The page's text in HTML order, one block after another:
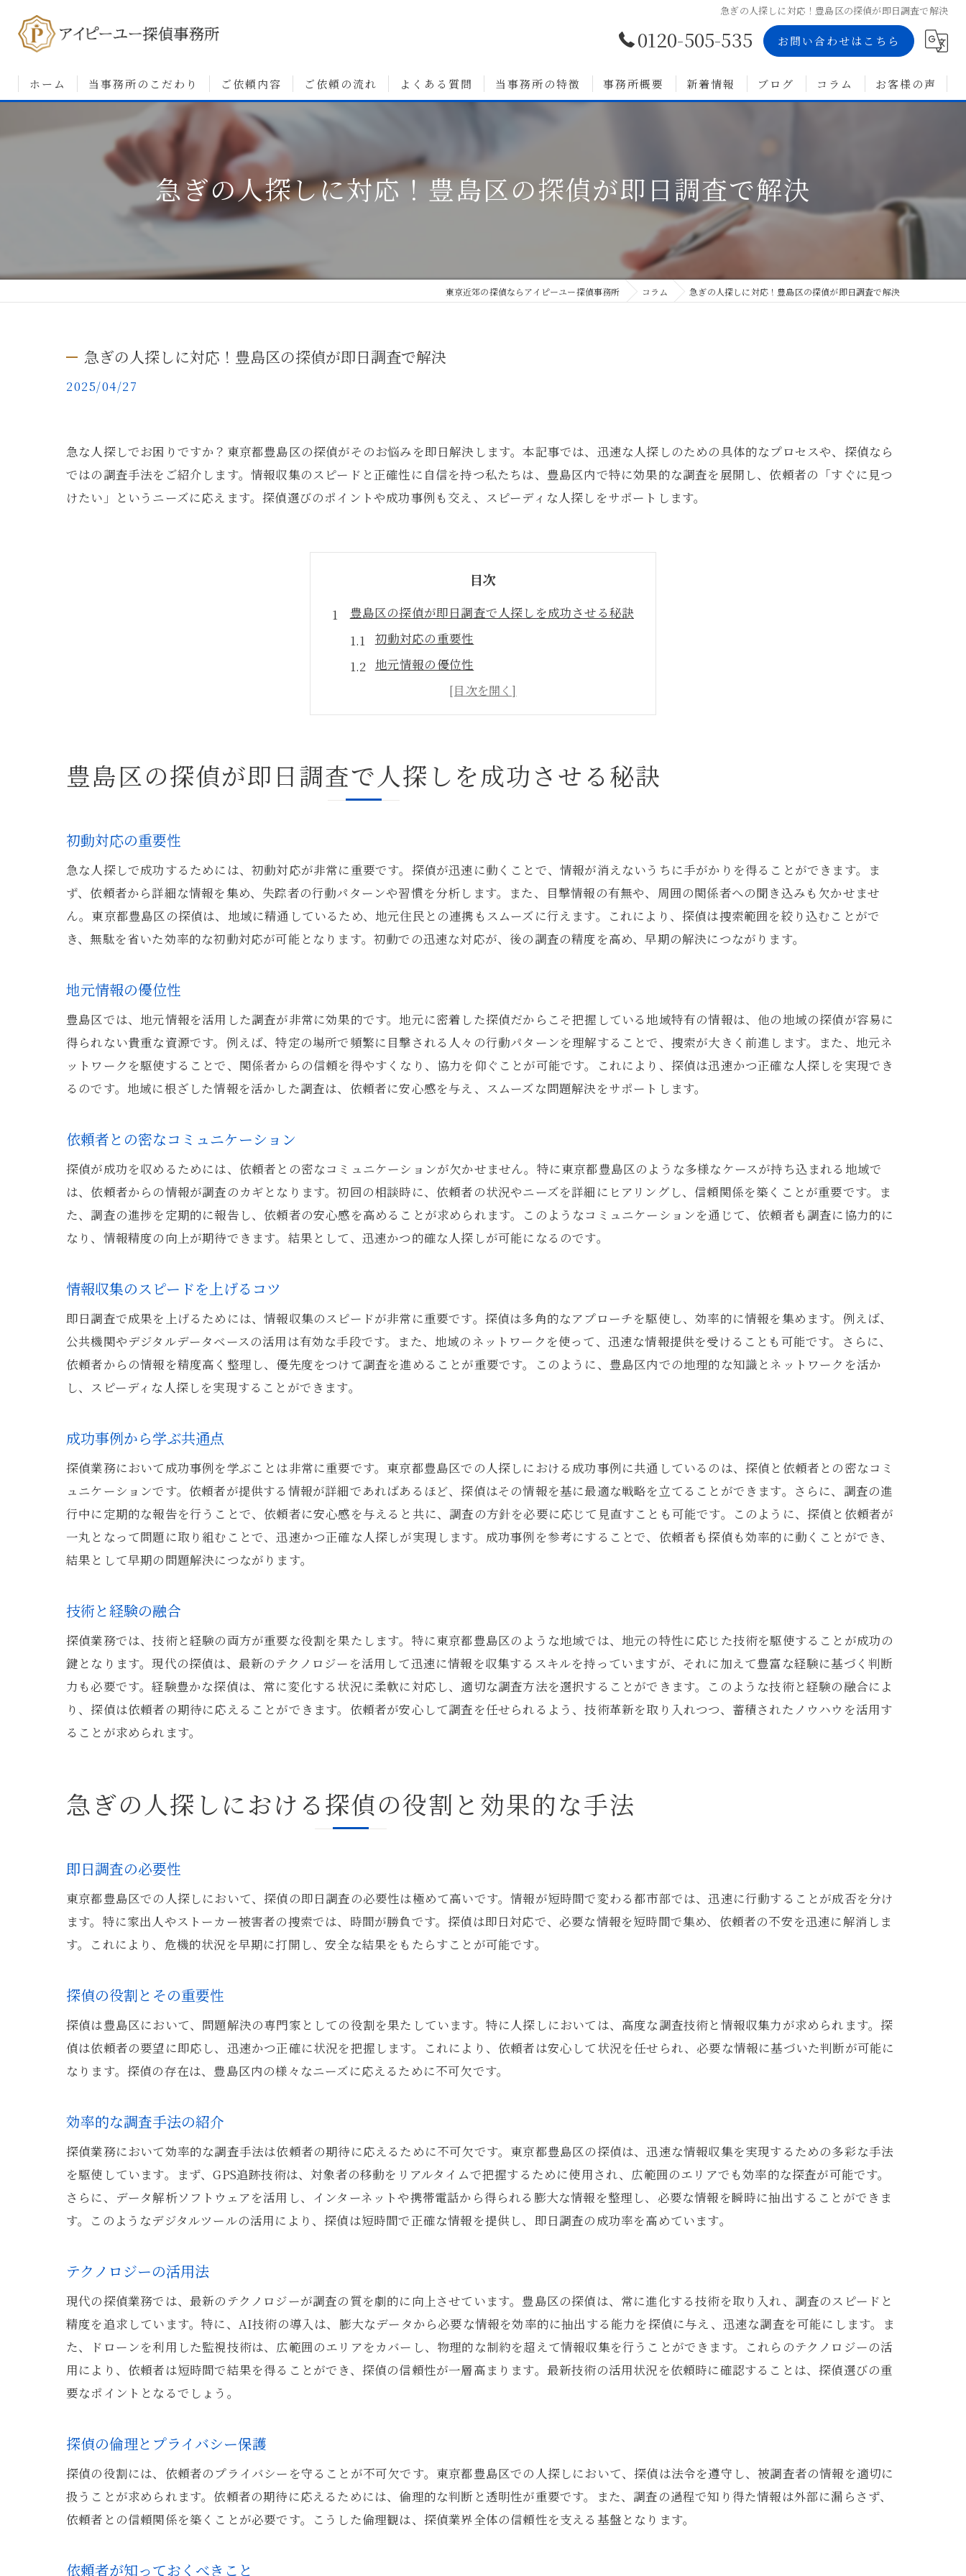
急ぎの人探しに対応！豊島区の探偵が即日調査で解決
0120-505-535 お問い合わせはこちら
ホーム 当事務所のこだわり ご依頼内容
浮気調査について
婚前調査について
素行・行動調査について
ご依頼の流れ よくある質問 当事務所の特徴
人探し
事務所概要 新着情報 ブログ コラム お客様の声
急ぎの人探しに対応！豊島区の探偵が即日調査で解決
東京近郊の探偵ならアイピーユー探偵事務所 コラム 急ぎの人探しに対応！豊島区の探偵が即日調査で解決
急ぎの人探しに対応！豊島区の探偵が即日調査で解決
2025/04/27
急な人探しでお困りですか？東京都豊島区の探偵がそのお悩みを即日解決します。本記事では、迅速な人探しのための具体的なプロセスや、探偵なら
ではの調査手法をご紹介します。情報収集のスピードと正確性に自信を持つ私たちは、豊島区内で特に効果的な調査を展開し、依頼者の「すぐに見つ
けたい」というニーズに応えます。探偵選びのポイントや成功事例も交え、スピーディな人探しをサポートします。
目次
豊島区の探偵が即日調査で人探しを成功させる秘訣
初動対応の重要性
地元情報の優位性
依頼者との密なコミュニケーション
情報収集のスピードを上げるコツ
技術と経験の融合
急ぎの人探しにおける探偵の役割と効果的な手法
効率的な調査手法の紹介
テクノロジーの活用法
探偵の倫理とプライバシー保護
依頼者が知っておくべきこと
地域特性を理解する
探偵選びのチェックリスト
最新技術の活用事例
プライバシーへの配慮
依頼者が協力できること
依頼者のニーズに応える探偵の迅速なプロセス
依頼者の要望を正確に把握
柔軟な対応力の重要性
迅速な対応例の紹介
豊島区の地域特性を活かした効率的な情報収集術
地域のネットワークを活用
地域特性を理解するための方法
豊島区特有の情報収集のコツ
事例を通じたスキル向上
成功事例に見る探偵の技術
迅速な対応の流れ
調査開始から解決までのプロセス
成功に導く鍵となる要素
豊島区の探偵が即日調査で人探しを成功させる秘訣
初動対応の重要性
急な人探しで成功するためには、初動対応が非常に重要です。探偵が迅速に動くことで、情報が消えないうちに手がかりを得ることができます。ま
ず、依頼者から詳細な情報を集め、失踪者の行動パターンや習慣を分析します。また、目撃情報の有無や、周囲の関係者への聞き込みも欠かせませ
ん。東京都豊島区の探偵は、地域に精通しているため、地元住民との連携もスムーズに行えます。これにより、探偵は捜索範囲を絞り込むことがで
き、無駄を省いた効率的な初動対応が可能となります。初動での迅速な対応が、後の調査の精度を高め、早期の解決につながります。
地元情報の優位性
豊島区では、地元情報を活用した調査が非常に効果的です。地元に密着した探偵だからこそ把握している地域特有の情報は、他の地域の探偵が容易に
得られない貴重な資源です。例えば、特定の場所で頻繁に目撃される人々の行動パターンを理解することで、捜索が大きく前進します。また、地元ネ
ットワークを駆使することで、関係者からの信頼を得やすくなり、協力を仰ぐことが可能です。これにより、探偵は迅速かつ正確な人探しを実現でき
るのです。地域に根ざした情報を活かした調査は、依頼者に安心感を与え、スムーズな問題解決をサポートします。
依頼者との密なコミュニケーション
探偵が成功を収めるためには、依頼者との密なコミュニケーションが欠かせません。特に東京都豊島区のような多様なケースが持ち込まれる地域で
は、依頼者からの情報が調査のカギとなります。初回の相談時に、依頼者の状況やニーズを詳細にヒアリングし、信頼関係を築くことが重要です。ま
た、調査の進捗を定期的に報告し、依頼者の安心感を高めることが求められます。このようなコミュニケーションを通じて、依頼者も調査に協力的に
なり、情報精度の向上が期待できます。結果として、迅速かつ的確な人探しが可能になるのです。
情報収集のスピードを上げるコツ
即日調査で成果を上げるためには、情報収集のスピードが非常に重要です。探偵は多角的なアプローチを駆使し、効率的に情報を集めます。例えば、
公共機関やデジタルデータベースの活用は有効な手段です。また、地域のネットワークを使って、迅速な情報提供を受けることも可能です。さらに、
依頼者からの情報を精度高く整理し、優先度をつけて調査を進めることが重要です。このように、豊島区内での地理的な知識とネットワークを活か
し、スピーディな人探しを実現することができます。
成功事例から学ぶ共通点
探偵業務において成功事例を学ぶことは非常に重要です。東京都豊島区での人探しにおける成功事例に共通しているのは、探偵と依頼者との密なコミ
ュニケーションです。依頼者が提供する情報が詳細であればあるほど、探偵はその情報を基に最適な戦略を立てることができます。さらに、調査の進
行中に定期的な報告を行うことで、依頼者に安心感を与えると共に、調査の方針を必要に応じて見直すことも可能です。このように、探偵と依頼者が
一丸となって問題に取り組むことで、迅速かつ正確な人探しが実現します。成功事例を参考にすることで、依頼者も探偵も効率的に動くことができ、
結果として早期の問題解決につながります。
技術と経験の融合
探偵業務では、技術と経験の両方が重要な役割を果たします。特に東京都豊島区のような地域では、地元の特性に応じた技術を駆使することが成功の
鍵となります。現代の探偵は、最新のテクノロジーを活用して迅速に情報を収集するスキルを持っていますが、それに加えて豊富な経験に基づく判断
力も必要です。経験豊かな探偵は、常に変化する状況に柔軟に対応し、適切な調査方法を選択することができます。このような技術と経験の融合によ
り、探偵は依頼者の期待に応えることができます。依頼者が安心して調査を任せられるよう、技術革新を取り入れつつ、蓄積されたノウハウを活用す
ることが求められます。
急ぎの人探しにおける探偵の役割と効果的な手法
即日調査の必要性
東京都豊島区での人探しにおいて、探偵の即日調査の必要性は極めて高いです。情報が短時間で変わる都市部では、迅速に行動することが成否を分け
ます。特に家出人やストーカー被害者の捜索では、時間が勝負です。探偵は即日対応で、必要な情報を短時間で集め、依頼者の不安を迅速に解消しま
す。これにより、危機的状況を早期に打開し、安全な結果をもたらすことが可能です。
探偵の役割とその重要性
探偵は豊島区において、問題解決の専門家としての役割を果たしています。特に人探しにおいては、高度な調査技術と情報収集力が求められます。探
偵は依頼者の要望に即応し、迅速かつ正確に状況を把握します。これにより、依頼者は安心して状況を任せられ、必要な情報に基づいた判断が可能に
なります。探偵の存在は、豊島区内の様々なニーズに応えるために不可欠です。
効率的な調査手法の紹介
探偵業務において効率的な調査手法は依頼者の期待に応えるために不可欠です。東京都豊島区の探偵は、迅速な情報収集を実現するための多彩な手法
を駆使しています。まず、GPS追跡技術は、対象者の移動をリアルタイムで把握するために使用され、広範囲のエリアでも効率的な探査が可能です。
さらに、データ解析ソフトウェアを活用し、インターネットや携帯電話から得られる膨大な情報を整理し、必要な情報を瞬時に抽出することができま
す。このようなデジタルツールの活用により、探偵は短時間で正確な情報を提供し、即日調査の成功率を高めています。
テクノロジーの活用法
現代の探偵業務では、最新のテクノロジーが調査の質を劇的に向上させています。豊島区の探偵は、常に進化する技術を取り入れ、調査のスピードと
精度を追求しています。特に、AI技術の導入は、膨大なデータから必要な情報を効率的に抽出する能力を探偵に与え、迅速な調査を可能にします。ま
た、ドローンを利用した監視技術は、広範囲のエリアをカバーし、物理的な制約を超えて情報収集を行うことができます。これらのテクノロジーの活
用により、依頼者は短時間で結果を得ることができ、探偵の信頼性が一層高まります。最新技術の活用状況を依頼時に確認することは、探偵選びの重
要なポイントとなるでしょう。
探偵の倫理とプライバシー保護
探偵の役割には、依頼者のプライバシーを守ることが不可欠です。東京都豊島区での人探しにおいて、探偵は法令を遵守し、被調査者の情報を適切に
扱うことが求められます。依頼者の期待に応えるためには、倫理的な判断と透明性が重要です。また、調査の過程で知り得た情報は外部に漏らさず、
依頼者との信頼関係を築くことが必要です。こうした倫理観は、探偵業界全体の信頼性を支える基盤となります。
依頼者が知っておくべきこと